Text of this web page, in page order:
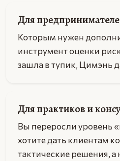
Для
Которым нужен
инструмент оценки
зашла в тупик, Цимэнь
Для практиков и
Вы переросли уровень
хотите дать клиентам
тактические решения, а